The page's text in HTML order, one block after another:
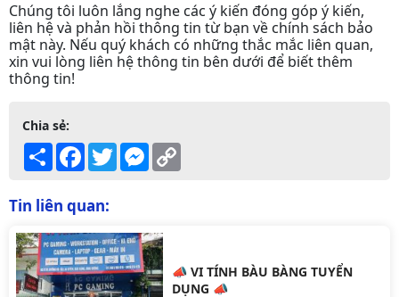
Chúng tôi luôn lắng nghe các ý kiến đóng góp ý kiến,
liên hệ và phản hồi thông tin từ bạn về chính sách bảo
mật này. Nếu quý khách có những thắc mắc liên quan,
xin vui lòng liên hệ thông tin bên dưới để biết thêm
thông tin!
Chia sẻ:
Share Facebook
TwitterMessenger
Tin liên quan:
📣 VI TÍNH BÀU BÀNG TUYỂN
DỤNG 📣